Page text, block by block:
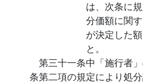
は、次条に
分価額に関
が決定した
と。
第三十一条中「施行者
条第二項の規定により処